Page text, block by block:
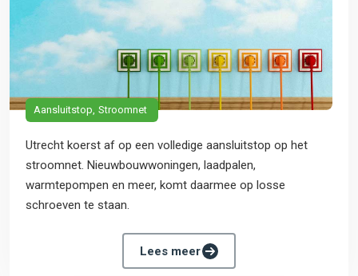
Aansluitstop Stroomnet
Utrecht koerst af op een volledige aansluitstop op het
stroomnet. Nieuwbouwwoningen, laadpalen,
warmtepompen en meer, komt daarmee op losse
schroeven te staan.
Lees meer